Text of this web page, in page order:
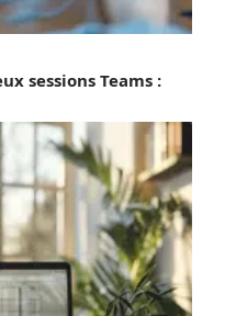
sessions Teams :